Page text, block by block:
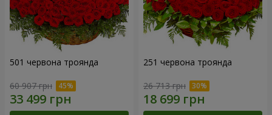
501 червона троянда
60 907 грн
251 червона троянда
26 713 грн